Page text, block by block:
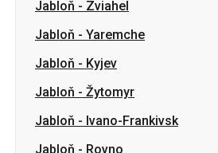
Jabloň-Žytomyr
Jabloň-Ivano-Frankivsk
Jabloň-Rovno
Trasy do města Jabloň